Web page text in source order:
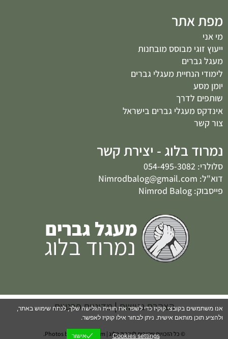
מפת אתר
מי אני
ייעוץ זוגי מבוסס מובחנות
מעגל גברים
לימודי הנחיית מעגלי גברים
יומן מסע
שותפים לדרך
אינדקס מעגלי גברים בישראל
צור קשר
נמרוד בלוג - יצירת קשר
סלולרי: 054-495-3082
דוא"ל: Nimrodbalog@gmail.com
פייסבוק: Nimrod Balog
הצהרת נגישות|מדיניות פרטיות
© כל הזכויות שמורות לנמרוד בלוג | Photos by Pixabay.com.
אנו משתמשים בקובצי קוקיז כדי לשפר את חוויית הגלישה שלך, לנתח שימוש באתר,
ולהציע תוכן מותאם אישית. ניתן לבחור אילו קוקיז לאפשר.
Cookies settings אישור